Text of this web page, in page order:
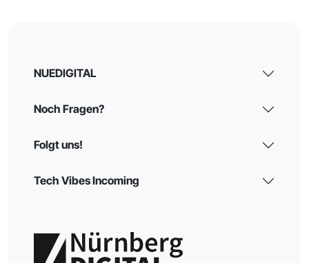
NUEDIGITAL
Noch Fragen?
Folgt uns!
Tech Vibes Incoming